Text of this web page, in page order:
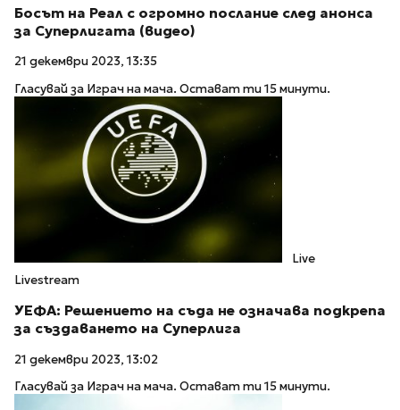
Босът на Реал с огромно послание след анонса
за Суперлигата (видео)
21 декември 2023, 13:35
Гласувай за Играч на мача. Остават ти 15 минути.
Live
Livestream
УЕФА: Решението на съда не означава подкрепа
за създаването на Суперлига
21 декември 2023, 13:02
Гласувай за Играч на мача. Остават ти 15 минути.